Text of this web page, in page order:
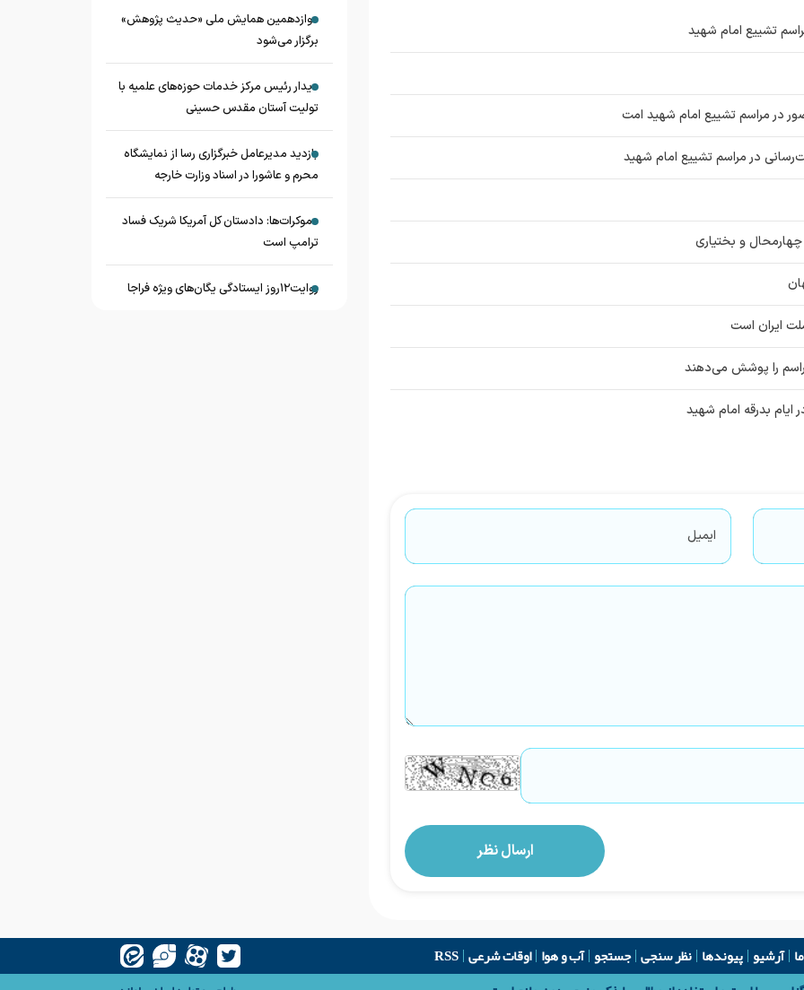
تشییع امام شهید
در مراسم تشییع امام شهید امت
در مراسم تشییع امام شهید
و بختیاری
ایران است
ایام بدرقه امام شهید
دوازدهمین همایش ملی «حدیث‌ پژوهش»
برگزار می‌شود
دیدار رئیس مرکز خدمات حوزه‌های علمیه با
تولیت آستان مقدس حسینی
بازدید مدیرعامل خبرگزاری رسا از نمایشگاه
محرم و عاشورا در اسناد وزارت خارجه
دموکرات‌ها: دادستان کل آمریکا شریک فساد
ترامپ است
روایت۱۲روز ایستادگی یگان‌های ویژه فراجا
آرشیو پیوندها نظر سنجی جستجو آب و هوا اوقات شرعی RSS